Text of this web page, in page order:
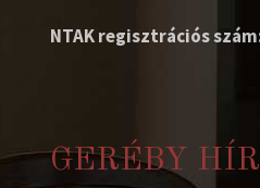
NTAK regisztrációs
GERÉBY